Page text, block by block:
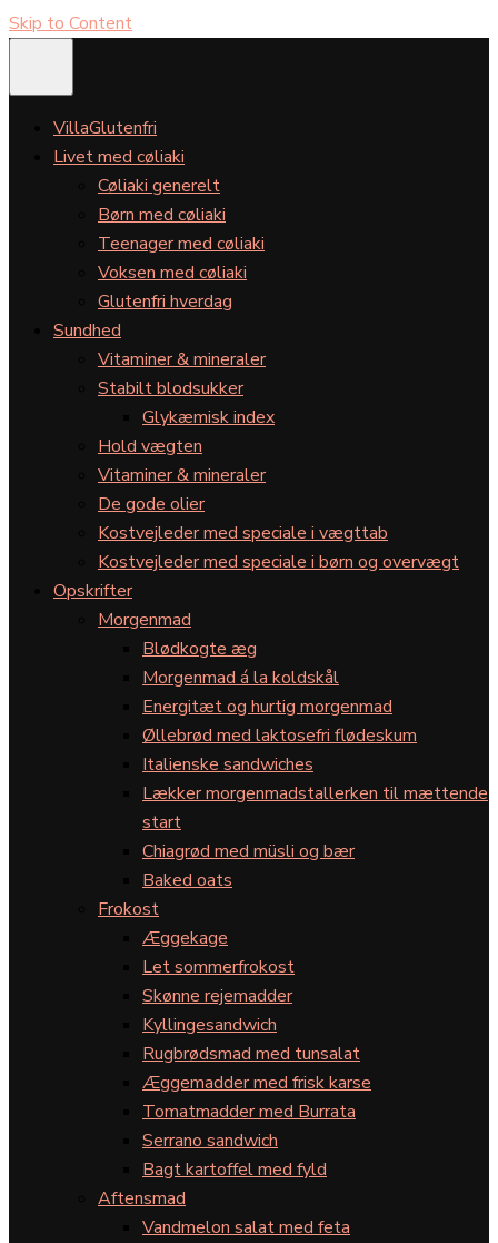
Skip to Content
VillaGlutenfri
Livet med cøliaki
Cøliaki generelt
Børn med cøliaki
Teenager med cøliaki
Voksen med cøliaki
Glutenfri hverdag
Sundhed
Vitaminer & mineraler
Stabilt blodsukker
Glykæmisk index
Hold vægten
Vitaminer & mineraler
De gode olier
Kostvejleder med speciale i vægttab
Kostvejleder med speciale i børn og overvægt
Opskrifter
Morgenmad
Blødkogte æg
Morgenmad á la koldskål
Energitæt og hurtig morgenmad
Øllebrød med laktosefri flødeskum
Italienske sandwiches
Lækker morgenmadstallerken til mættende
start
Chiagrød med müsli og bær
Baked oats
Frokost
Æggekage
Let sommerfrokost
Skønne rejemadder
Kyllingesandwich
Rugbrødsmad med tunsalat
Æggemadder med frisk karse
Tomatmadder med Burrata
Serrano sandwich
Bagt kartoffel med fyld
Aftensmad
Vandmelon salat med feta